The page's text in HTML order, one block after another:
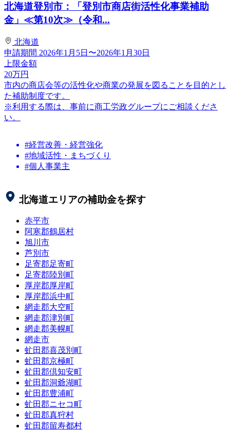
北海道登別市：「登別市商店街活性化事業補助
金」≪第10次≫（令和...
北海道
申請期間 2026年1月5日〜2026年1月30日
上限金額
20万円
市内の商店会等の活性化や商業の発展を図ることを目的とし
た補助制度です。
※利用する際は、事前に商工労政グループにご相談くださ
い。
#経営改善・経営強化
#地域活性・まちづくり
#個人事業主
北海道エリアの補助金を探す
赤平市
阿寒郡鶴居村
旭川市
芦別市
足寄郡足寄町
足寄郡陸別町
厚岸郡厚岸町
厚岸郡浜中町
網走郡大空町
網走郡津別町
網走郡美幌町
網走市
虻田郡喜茂別町
虻田郡京極町
虻田郡倶知安町
虻田郡洞爺湖町
虻田郡豊浦町
虻田郡ニセコ町
虻田郡真狩村
虻田郡留寿都村